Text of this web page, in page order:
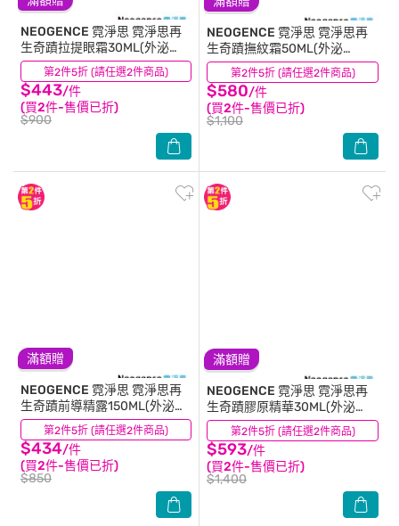
第2件5折 (請任選2件商品)
NEOGENCE 霓淨思 霓淨思再
生奇蹟拉提眼霜30ML(外泌
體/PDRN)
$443/件
(買2件-售價已折)
$900
(3) 第2件5折 (請任選2件商品)
NEOGENCE 霓淨思 霓淨思再
生奇蹟撫紋霜50ML(外泌
體/PDRN)
$580/件
(買2件-售價已折)
$1,100
(2)
滿額贈
第2件5折 (請任選2件商品)
NEOGENCE 霓淨思 霓淨思再
生奇蹟前導精露150ML(外泌
體/PDRN)
$434/件
(買2件-售價已折)
$850
(2)
滿額贈
第2件5折 (請任選2件商品)
NEOGENCE 霓淨思 霓淨思再
生奇蹟膠原精華30ML(外泌
體/PDRN)
$593/件
(買2件-售價已折)
$1,400
(3)